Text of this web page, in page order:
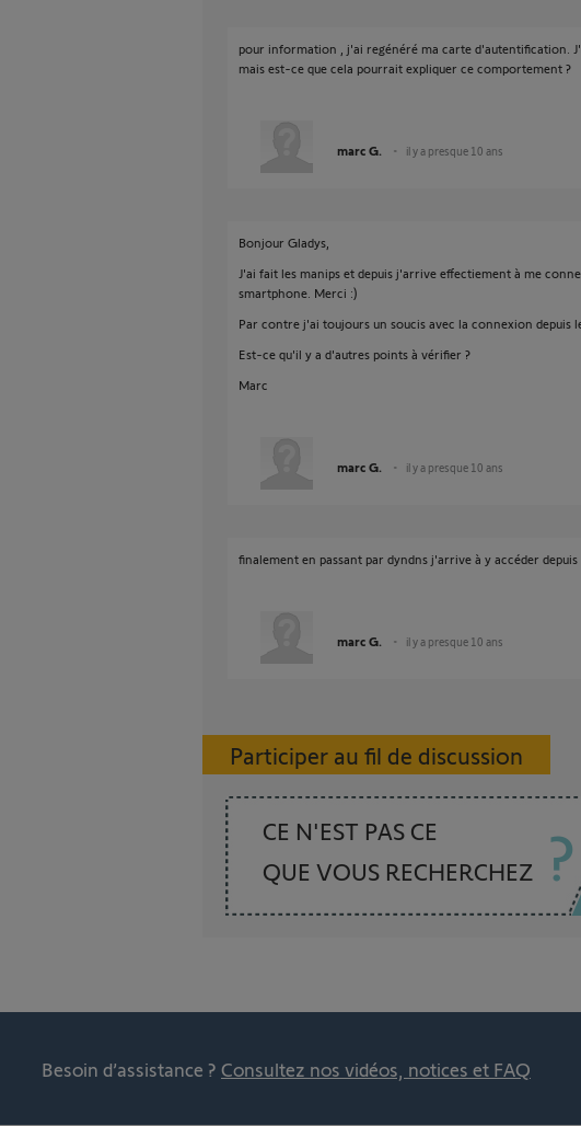
pour information , j'ai regénéré ma carte d'autentification.
mais est-ce que cela pourrait expliquer ce comportement ?
marc G. il y a presque 10 ans
Bonjour Gladys,
J'ai fait les manips et depuis j'arrive effectiement à me
smartphone. Merci :)
Par contre j'ai toujours un soucis avec la connexion depuis
Est-ce qu'il y a d'autres points à vérifier ?
Marc
marc G. il y a presque 10 ans
finalement en passant par dyndns j'arrive à y accéder depuis
marc G. il y a presque 10 ans
Participer au fil de discussion
CE N'EST PAS CE
QUE VOUS RECHERCHEZ
Besoin d’assistance ? Consultez nos vidéos, notices et FAQ